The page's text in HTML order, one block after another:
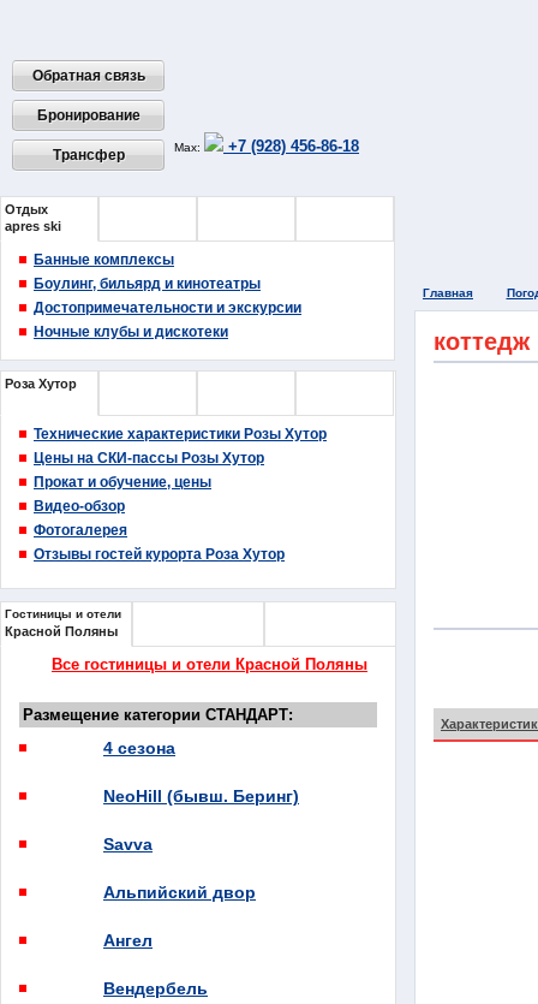
Обратная связь
Бронирование
Трансфер Max: +7 (928) 456-86-18
Главная
коттедж
Отдых
apres ski
Банные комплексы
Боулинг, бильярд и кинотеатры
Достопримечательности и экскурсии
Ночные клубы и дискотеки
Роза Хутор
Технические характеристики Розы Хутор
Цены на СКИ-пассы Розы Хутор
Прокат и обучение, цены
Видео-обзор
Фотогалерея
Отзывы гостей курорта Роза Хутор
Гостиницы и отели
Красной Поляны
Все гостиницы и отели Красной Поляны
Размещение категории СТАНДАРТ:
4 сезона
NeoHill (бывш. Беринг)
Savva
Альпийский двор
Ангел
Вендербель